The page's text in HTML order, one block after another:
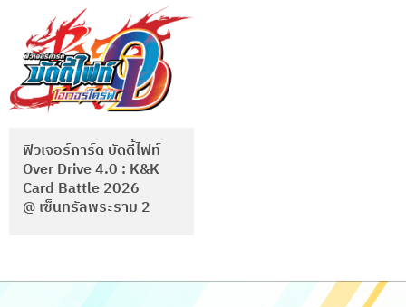
ฟิวเจอร์การ์ด บัดดี้ไฟท์
Over Drive 4.0 : K&K
Card Battle 2026
@ เซ็นทรัลพระราม 2